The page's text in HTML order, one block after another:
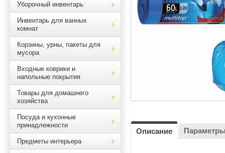
Уборочный инвентарь
Инвентарь для ванных
комнат
Корзины, урны, пакеты для
мусора
Входные коврики и
напольные покрытия
Товары для домашнего
хозяйства
Посуда и кухонные
принадлежности
Предметы интерьера
Описание